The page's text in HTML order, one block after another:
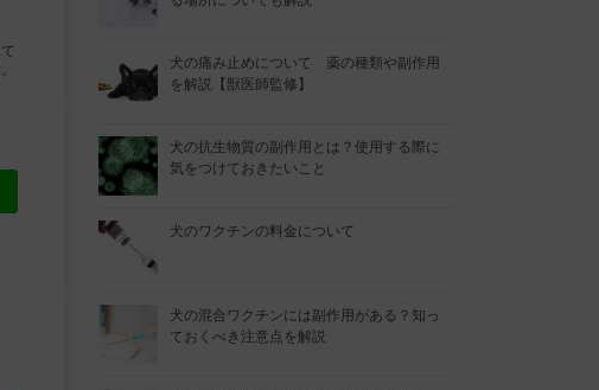
犬の痛み止めについて 薬の種類や副作用
を解説【獣医師監修】
犬の抗生物質の副作用とは？使用する際に
気をつけておきたいこと
犬のワクチンの料金について
犬の混合ワクチンには副作用がある？知っ
ておくべき注意点を解説